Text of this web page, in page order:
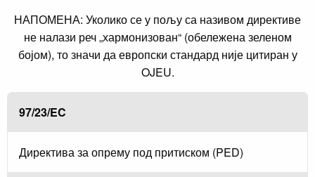
НАПОМЕНА: Уколико се у пољу са називом директиве
не налази реч „хармонизован“ (обележена зеленом
бојом), то значи да европски стандард није цитиран у
OJEU.
97/23/EC
Директива за опрему под притиском (PED)